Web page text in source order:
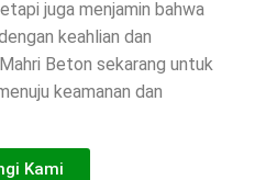
juga menjamin bahwa
keahlian dan
Beton sekarang untuk
keamanan dan
Kami